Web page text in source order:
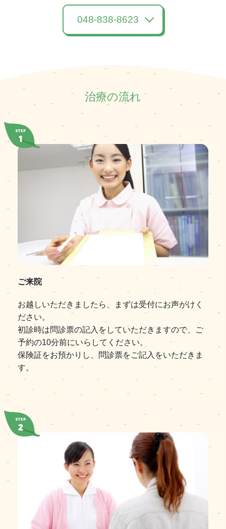
048-838-8623
治療の流れ
ご来院
お越しいただきましたら、まずは受付にお声がけく
ださい。
初診時は問診票の記入をしていただきますので、ご
予約の10分前にいらしてください。
保険証をお預かりし、問診票をご記入をいただきま
す。